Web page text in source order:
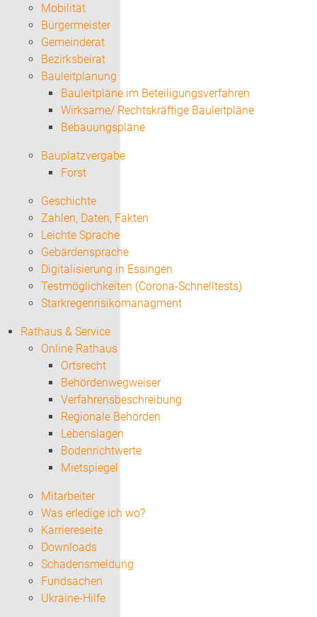
Mobilität
Bürgermeister
Gemeinderat
Bezirksbeirat
Bauleitplanung
Bauleitpläne im Beteiligungsverfahren
Wirksame/ Rechtskräftige Bauleitpläne
Bebauungspläne
Bauplatzvergabe
Forst
Geschichte
Zahlen, Daten, Fakten
Leichte Sprache
Gebärdensprache
Digitalisierung in Essingen
Testmöglichkeiten (Corona-Schnelltests)
Starkregenrisikomanagment
Rathaus & Service
Online Rathaus
Ortsrecht
Behördenwegweiser
Verfahrensbeschreibung
Regionale Behörden
Lebenslagen
Bodenrichtwerte
Mietspiegel
Mitarbeiter
Was erledige ich wo?
Karriereseite
Downloads
Schadensmeldung
Fundsachen
Ukraine-Hilfe